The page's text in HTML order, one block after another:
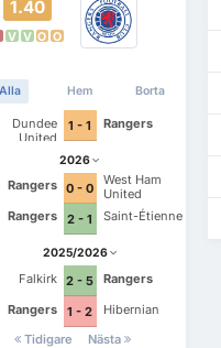
1.40
V V O O
Alla Hem Borta
Dundee
United
1 - 1 Rangers
2026
Rangers 0 - 0
West Ham
United
Rangers
2 - 1 Saint-Étienne
2025/2026
Falkirk 2 - 5
Rangers
Rangers
1 - 2
Hibernian
Tidigare
Nästa